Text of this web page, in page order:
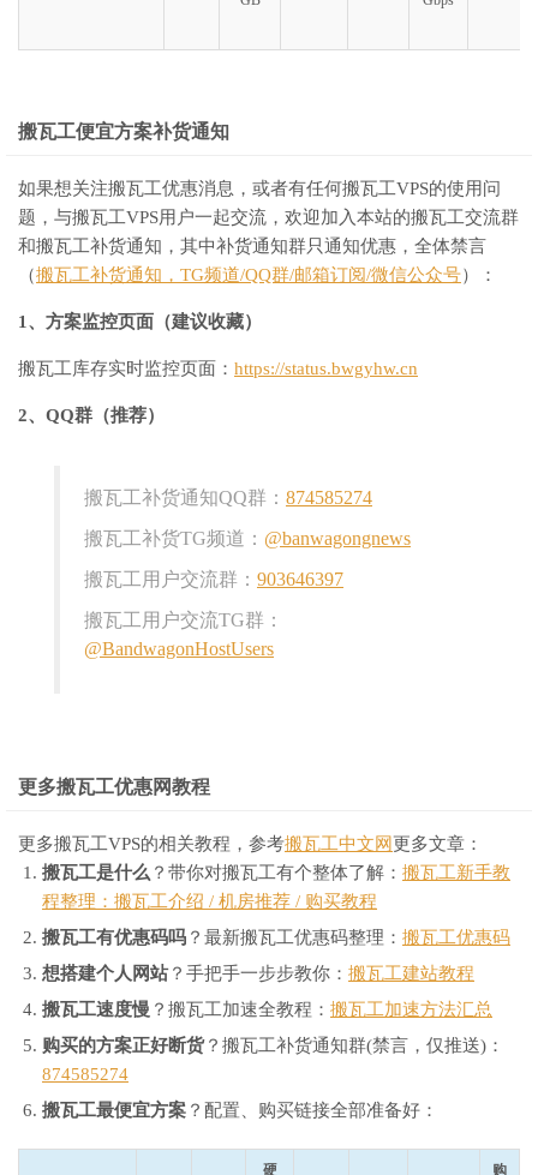
搬瓦工便宜方案补货通知
如果想关注搬瓦工优惠消息，或者有任何搬瓦工VPS的使用问
题，与搬瓦工VPS用户一起交流，欢迎加入本站的搬瓦工交流群
和搬瓦工补货通知，其中补货通知群只通知优惠，全体禁言
（搬瓦工补货通知，TG频道/QQ群/邮箱订阅/微信公众号）：
1、方案监控页面（建议收藏）
搬瓦工库存实时监控页面： https://status.bwgyhw.cn
2、QQ群（推荐）
搬瓦工补货通知QQ群： 874585274
搬瓦工补货TG频道： @banwagongnews
搬瓦工用户交流群： 903646397
搬瓦工用户交流TG群：
@BandwagonHostUsers
更多搬瓦工优惠网教程
更多搬瓦工VPS的相关教程，参考搬瓦工中文网 更多文章：
搬瓦工是什么 ？带你对搬瓦工有个整体了解： 搬瓦工新手教
程整理：搬瓦工介绍 / 机房推荐 / 购买教程
搬瓦工有优惠码吗 ？最新搬瓦工优惠码整理： 搬瓦工优惠码
想搭建个人网站？手把手一步步教你： 搬瓦工建站教程
搬瓦工速度慢 ？搬瓦工加速全教程： 搬瓦工加速方法汇总
购买的方案正好断货？搬瓦工补货通知群(禁言，仅推送)：
874585274
搬瓦工最便宜方案 ？配置、购买链接全部准备好：
硬
购